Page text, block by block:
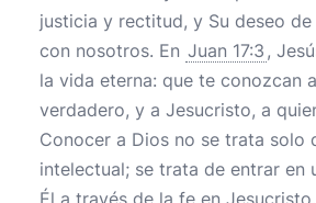
justicia y rectitud, y Su deseo de
con nosotros. En Juan 17:3 ,
la vida eterna: que te conozcan
verdadero, y a Jesucristo, a
Conocer a Dios no se trata solo
intelectual; se trata de entrar en
Él a través de la fe en Jesucristo.